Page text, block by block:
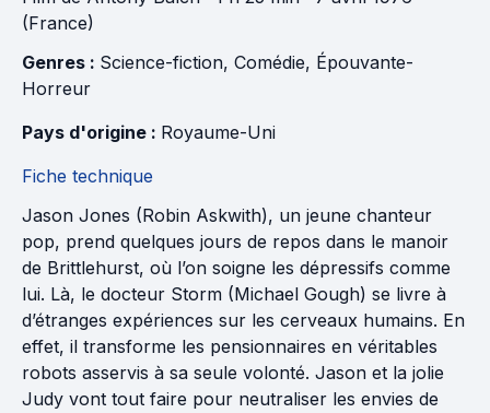
(France)
Genres : Science-fiction, Comédie, Épouvante-
Horreur
Pays d'origine : Royaume-Uni
Fiche technique
Jason Jones (Robin Askwith), un jeune chanteur
pop, prend quelques jours de repos dans le manoir
de Brittlehurst, où l’on soigne les dépressifs comme
lui. Là, le docteur Storm (Michael Gough) se livre à
d’étranges expériences sur les cerveaux humains. En
effet, il transforme les pensionnaires en véritables
robots asservis à sa seule volonté. Jason et la jolie
Judy vont tout faire pour neutraliser les envies de